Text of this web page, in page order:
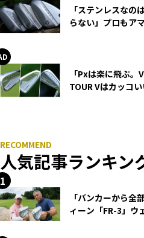
「ステンレスなの
らない」プロもア
「Pxは楽に飛ぶ。
TOUR Vはカッコ
人気記事ランキン
「バンカーから全
ィーン「FR-3」ウ